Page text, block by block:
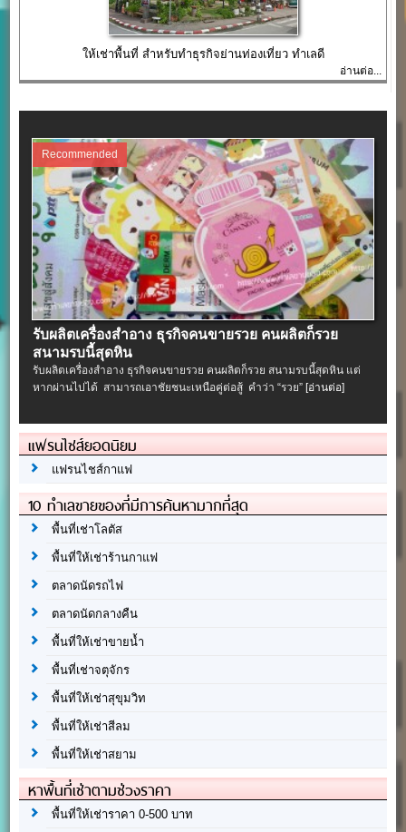
ให้เช่าพื้นที่ สำหรับทำธุรกิจย่านท่องเที่ยว ทำเลดี
อ่านต่อ...
Recommended
รับผลิตเครื่องสําอาง ธุรกิจคนขายรวย คนผลิตก็รวย
สนามรบนี้สุดหิน
รับผลิตเครื่องสําอาง ธุรกิจคนขายรวย คนผลิตก็รวย สนามรบนี้สุดหิน แต่
หากผ่านไปได้ สามารถเอาชัยชนะเหนือคู่ต่อสู้ คำว่า “รวย” [อ่านต่อ]
แฟรนไชส์ยอดนิยม
แฟรนไชส์กาแฟ
10 ทำเลขายของที่มีการค้นหามากที่สุด
พื้นที่เช่าโลตัส
พื้นที่ให้เช่าร้านกาแฟ
ตลาดนัดรถไฟ
ตลาดนัดกลางคืน
พื้นที่ให้เช่าขายน้ำ
พื้นที่เช่าจตุจักร
พื้นที่ให้เช่าสุขุมวิท
พื้นที่ให้เช่าสีลม
พื้นที่ให้เช่าสยาม
หาพื้นที่เช่าตามช่วงราคา
พื้นที่ให้เช่าราคา 0-500 บาท